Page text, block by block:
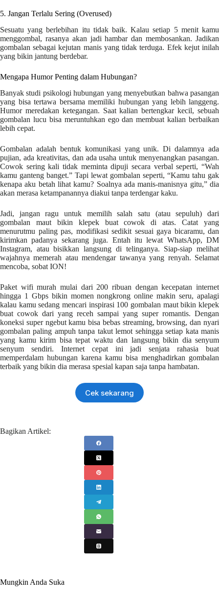
5. Jangan Terlalu Sering (Overused)
Sesuatu yang berlebihan itu tidak baik. Kalau setiap 5 menit kamu
menggombal, rasanya akan jadi hambar dan membosankan. Jadikan
gombalan sebagai kejutan manis yang tidak terduga. Efek kejut inilah
yang bikin jantung berdebar.
Mengapa Humor Penting dalam Hubungan?
Banyak studi psikologi hubungan yang menyebutkan bahwa pasangan
yang bisa tertawa bersama memiliki hubungan yang lebih langgeng.
Humor meredakan ketegangan. Saat kalian bertengkar kecil, sebuah
gombalan lucu bisa meruntuhkan ego dan membuat kalian berbaikan
lebih cepat.
Gombalan adalah bentuk komunikasi yang unik. Di dalamnya ada
pujian, ada kreativitas, dan ada usaha untuk menyenangkan pasangan.
Cowok sering kali tidak meminta dipuji secara verbal seperti, “Wah
kamu ganteng banget.” Tapi lewat gombalan seperti, “Kamu tahu gak
kenapa aku betah lihat kamu? Soalnya ada manis-manisnya gitu,” dia
akan merasa ketampanannya diakui tanpa terdengar kaku.
Jadi, jangan ragu untuk memilih salah satu (atau sepuluh) dari
gombalan maut bikin klepek buat cowok di atas. Catat yang
menurutmu paling pas, modifikasi sedikit sesuai gaya bicaramu, dan
kirimkan padanya sekarang juga. Entah itu lewat WhatsApp, DM
Instagram, atau bisikkan langsung di telinganya. Siap-siap melihat
wajahnya memerah atau mendengar tawanya yang renyah. Selamat
mencoba, sobat ION!
Paket wifi murah mulai dari 200 ribuan dengan kecepatan internet
hingga 1 Gbps bikin momen nongkrong online makin seru, apalagi
kalau kamu sedang mencari inspirasi 100 gombalan maut bikin klepek
buat cowok dari yang receh sampai yang super romantis. Dengan
koneksi super ngebut kamu bisa bebas streaming, browsing, dan nyari
gombalan paling ampuh tanpa takut lemot sehingga setiap kata manis
yang kamu kirim bisa tepat waktu dan langsung bikin dia senyum
senyum sendiri. Internet cepat ini jadi senjata rahasia buat
memperdalam hubungan karena kamu bisa menghadirkan gombalan
terbaik yang bikin dia merasa spesial kapan saja tanpa hambatan.
Cek sekarang
Bagikan Artikel:
Mungkin Anda Suka